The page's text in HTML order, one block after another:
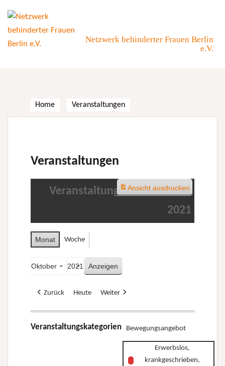
content
Netzwerk behinderter Frauen Berlin
e.V.
Home Veranstaltungen
Veranstaltungen
Veranstaltungen im Oktober
2021
Monat Woche
Zurück Heute Weiter
Veranstaltungskategorien Bewegungsangebot
Erwerbslos,
krankgeschrieben,
Ansichtausdrucken